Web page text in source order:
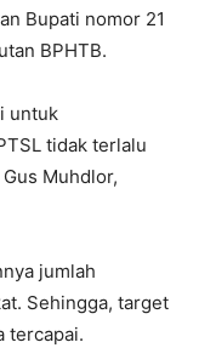
Bupati nomor 21
BPHTB.
untuk
tidak terlalu
Muhdlor,
jumlah
Sehingga, target
tercapai.